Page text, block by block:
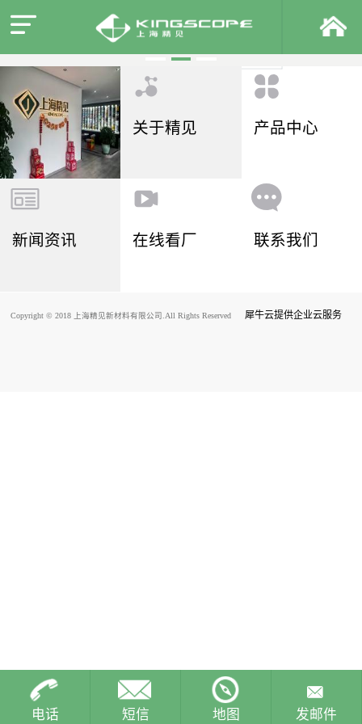
关于精见 产品中心
新闻资讯 在线看厂 联系我们
Copyright © 2018 上海精见新材料有限公司.All Rights Reserved 犀牛云提供企业云服务
电话 短信 地图 发邮件